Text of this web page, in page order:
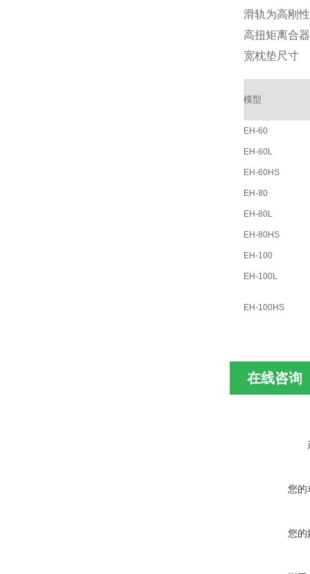
滑轨为高刚
高扭矩离合
宽枕垫尺寸
模型
EH-60
EH-60L
EH-60HS
EH-80
EH-80L
EH-80HS
EH-100
EH-100L
EH-100HS
在线咨询
您的
您的